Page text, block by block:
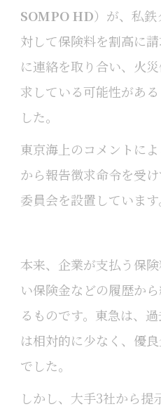
SOMPO HD）が、私鉄
対して保険料を割高に
に連絡を取り合い、火
求している可能性があ
した。
東京海上のコメントに
から報告徴求命令を受
委員会を設置しています
本来、企業が支払う保
い保険金などの履歴か
るものです。東急は、
は相対的に少なく、優
でした。
しかし、大手3社から提